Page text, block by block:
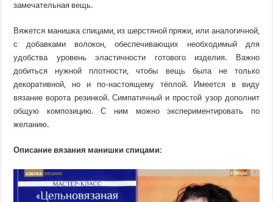
замечательная вещь.
Вяжется манишка спицами, из шерстяной пряжи, или аналогичной,
с добавками волокон, обеспечивающих необходимый для
удобства уровень эластичности готового изделия. Важно
добиться нужной плотности, чтобы вещь была не только
декоративной, но и по-настоящему тёплой. Имеется в виду
вязание ворота резинкой. Симпатичный и простой узор дополнит
общую композицию. С ним можно экспериментировать по
желанию.
Описание вязания манишки спицами: